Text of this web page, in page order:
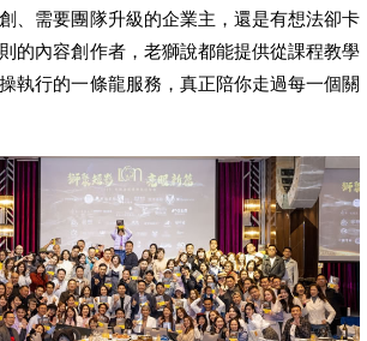
、需要團隊升級的企業主，還是有想法卻卡
的內容創作者，老獅說都能提供從課程教學
執行的一條龍服務，真正陪你走過每一個關